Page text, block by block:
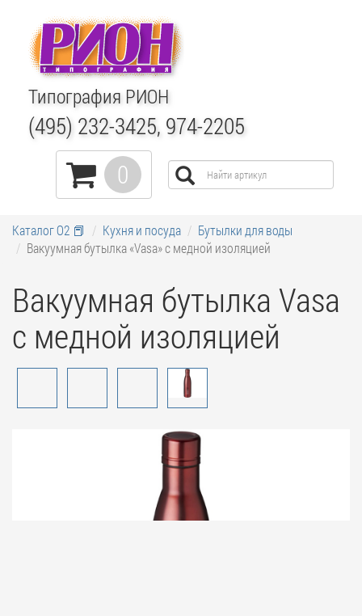
Типография РИОН
(495) 232-3425, 974-2205
0
Каталог О2 📕 Кухня и посуда
Бутылки для воды
Вакуумная бутылка «Vasa» c медной изоляцией
Вакуумная бутылка Vasa
c медной изоляцией